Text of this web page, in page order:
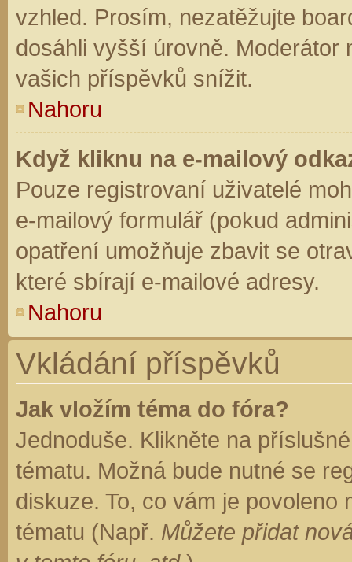
vzhled. Prosím, nezatěžujte
dosáhli vyšší úrovně. Moderátor
vašich příspěvků snížit.
Nahoru
Když kliknu na e-mailový
Pouze registrovaní uživatelé
e-mailový formulář (pokud
opatření umožňuje zbavit se
které sbírají e-mailové adresy.
Nahoru
Vkládání příspěvků
Jak vložím téma do fóra?
Jednoduše. Klikněte na
tématu. Možná bude nutné se
diskuze. To, co vám je
tématu (Např. Můžete přidat